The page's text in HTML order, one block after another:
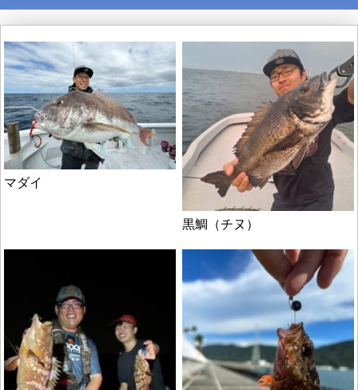
マダイ
黒鯛（チヌ）